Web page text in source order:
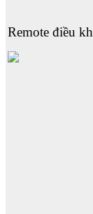
Remote điều